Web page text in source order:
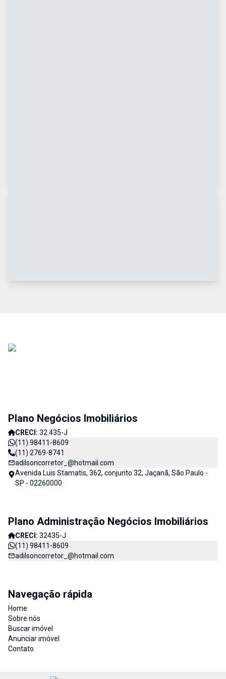
Plano Negócios Imobiliários
CRECI: 32.435-J
(11) 98411-8609
(11) 2769-8741
adilsoncorretor_@hotmail.com
Avenida Luis Stamatis, 362, conjunto 32, Jaçanã, São Paulo -
SP - 02260000
Plano Administração Negócios Imobiliários
CRECI: 32435-J
(11) 98411-8609
adilsoncorretor_@hotmail.com
Navegação rápida
Home
Sobre nós
Buscar imóvel
Anunciar imóvel
Contato